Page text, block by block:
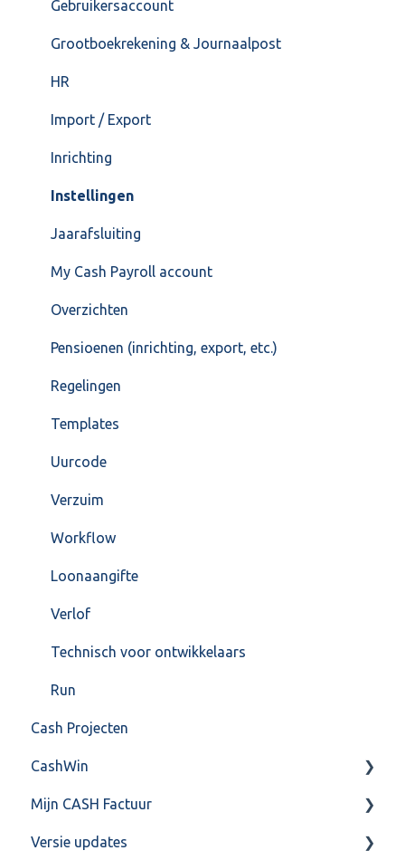
Gebruikersaccount
Grootboekrekening & Journaalpost
HR
Import / Export
Inrichting
Instellingen
Jaarafsluiting
My Cash Payroll account
Overzichten
Pensioenen (inrichting, export, etc.)
Regelingen
Templates
Uurcode
Verzuim
Workflow
Loonaangifte
Verlof
Technisch voor ontwikkelaars
Run
Cash Projecten
CashWin
Overig
Mijn CASH Factuur
Facturatie Loonportal( CASH Lonen)
Versie updates